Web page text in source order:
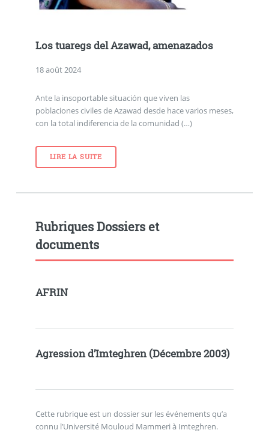
Los tuaregs del Azawad, amenazados
18 août 2024
Ante la insoportable situación que viven las
poblaciones civiles de Azawad desde hace varios meses,
con la total indiferencia de la comunidad (…)
LIRE LA SUITE
Rubriques Dossiers et
documents
AFRIN
Agression d’Imteghren (Décembre 2003)
Cette rubrique est un dossier sur les événements qu’a
connu l’Université Mouloud Mammeri à Imteghren.